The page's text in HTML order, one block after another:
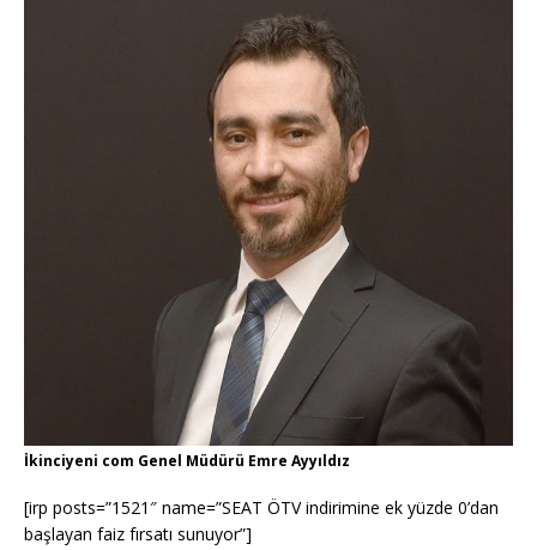
İkinciyeni com Genel Müdürü Emre Ayyıldız
[irp posts=”1521″ name=”SEAT ÖTV indirimine ek yüzde 0’dan
başlayan faiz fırsatı sunuyor”]